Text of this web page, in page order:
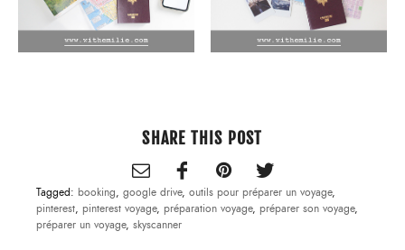
SHARE THIS POST
Tagged: booking, google drive, outils pour préparer un voyage,
pinterest, pinterest voyage, préparation voyage, préparer son voyage,
préparer un voyage, skyscanner